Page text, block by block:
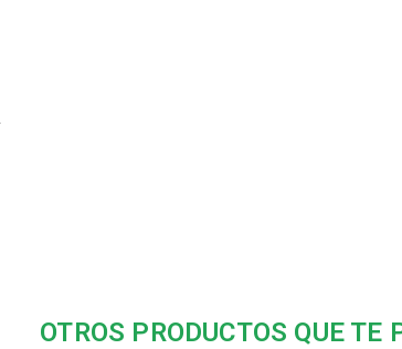
OTROS PRODUCTOS QUE TE